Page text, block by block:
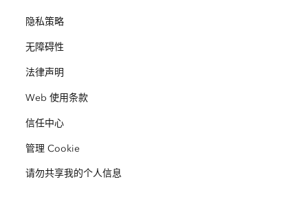
Esri Store
ArcNews
ArcWatch
Esri 视频
开放视野
业务行为准则
网站地图
保护
教育
种族平等
隐私策略
无障碍性
法律声明
Web 使用条款
信任中心
管理 Cookie
请勿共享我的个人信息